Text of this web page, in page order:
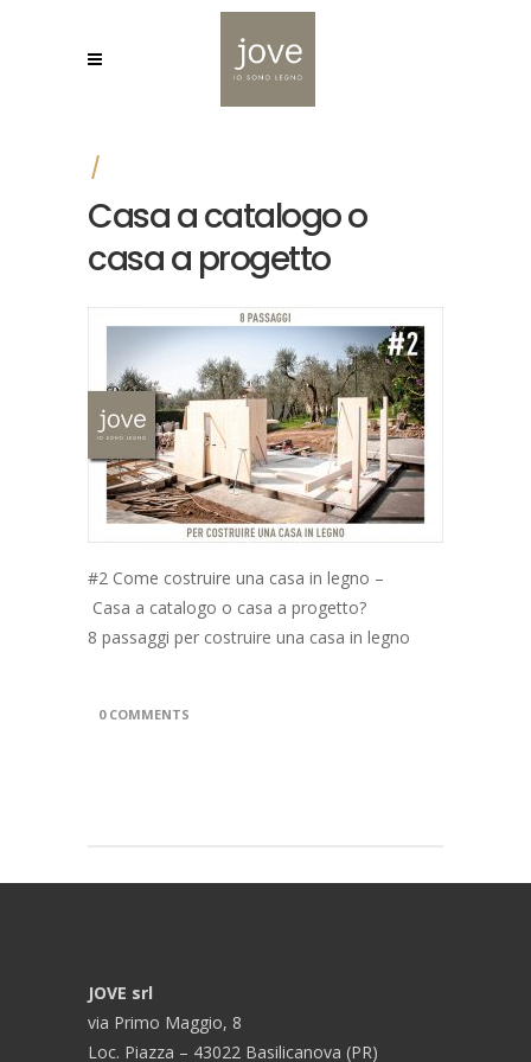
Casa a catalogo o
casa a progetto
#2 Come costruire una casa in legno –
Casa a catalogo o casa a progetto?
8 passaggi per costruire una casa in legno
0 COMMENTS
JOVE srl
via Primo Maggio, 8
Loc. Piazza – 43022 Basilicanova (PR)